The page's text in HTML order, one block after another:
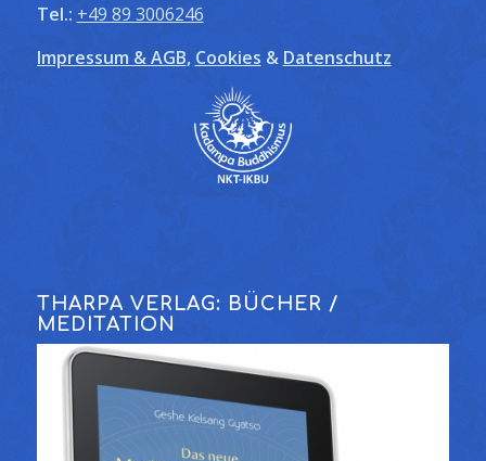
Tel.: +49 89 3006246
Impressum & AGB, Cookies & Datenschutz
THARPA VERLAG: BÜCHER /
MEDITATION